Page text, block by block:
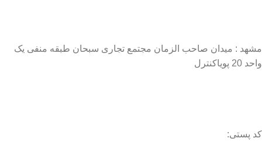
مشهد : میدان صاحب الزمان مجتمع تجاری سبحان طبقه منفی یک
واحد 20 پویاکنترل
کد پستی: